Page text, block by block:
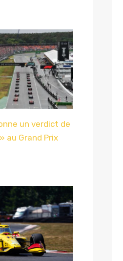
un verdict de
au Grand Prix